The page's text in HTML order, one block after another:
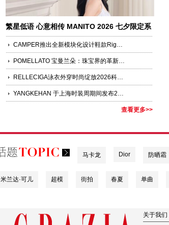
繁星低语 心意相传 MANITO 2026 七夕限定系
列甜蜜上市
CAMPER推出全新模块化设计鞋款Right Niko系列
POMELLATO 宝曼兰朵：珠宝界的革新先锋”巴黎展览即将启幕
RELLECIGA泳衣外穿时尚绽放2026科切拉音乐节
YANGKEHAN 于上海时装周期间发布2026秋冬系列 ——浮生梦（In the mood of reverie）
查看更多>>
马卡龙 Dior 防晒霜
米兰达·可儿 超模 街拍 春夏 单曲
关于我们